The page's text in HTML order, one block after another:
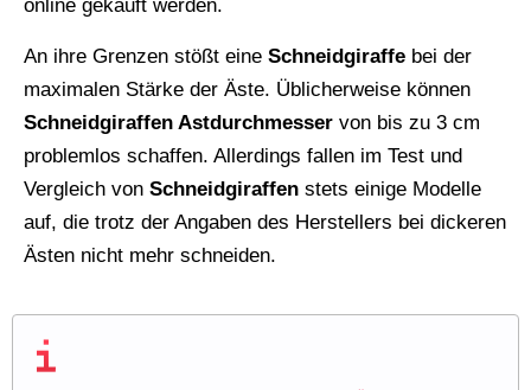
online gekauft werden.
An ihre Grenzen stößt eine Schneidgiraffe bei der
maximalen Stärke der Äste. Üblicherweise können
Schneidgiraffen Astdurchmesser von bis zu 3 cm
problemlos schaffen. Allerdings fallen im Test und
Vergleich von Schneidgiraffen stets einige Modelle
auf, die trotz der Angaben des Herstellers bei dickeren
Ästen nicht mehr schneiden.